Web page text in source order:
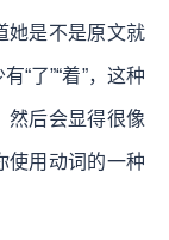
她是不是原文就
“了”“着”，这种
然后会显得很像
使用动词的一种